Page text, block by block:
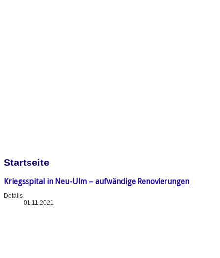
Startseite
Kriegsspital in Neu-Ulm – aufwändige Renovierungen
Details
01.11.2021